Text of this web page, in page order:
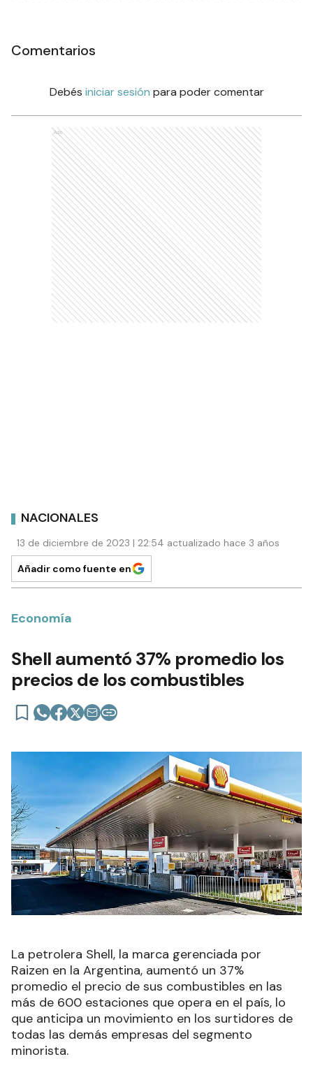
Comentarios
Debés iniciar sesión para poder comentar
Ads
NACIONALES
13 de diciembre de 2023 | 22:54 actualizado hace 3 años
Añadir como fuente en
Economía
Shell aumentó 37% promedio los
precios de los combustibles
La petrolera Shell, la marca gerenciada por
Raizen en la Argentina, aumentó un 37%
promedio el precio de sus combustibles en las
más de 600 estaciones que opera en el país, lo
que anticipa un movimiento en los surtidores de
todas las demás empresas del segmento
minorista.